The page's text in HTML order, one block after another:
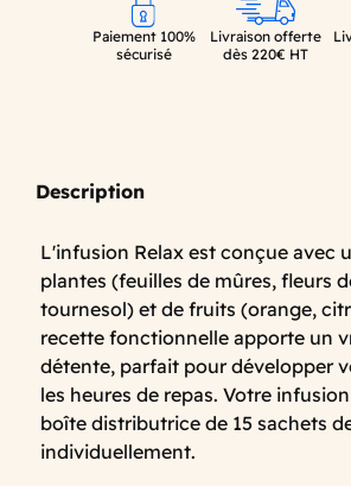
Paiement 100%
sécurisé
Livraison offerte
dès 220€ HT
Description
L'infusion Relax est conçue avec
plantes (feuilles de mûres, fleurs
tournesol) et de fruits (orange,
recette fonctionnelle apporte un
détente, parfait pour développer
les heures de repas. Votre
boîte distributrice de 15 sachets
individuellement.